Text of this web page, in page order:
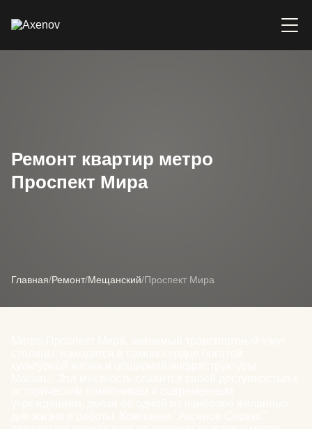
Ремонт квартир метро
Проспект Мира
Главная/Ремонт/Мещанский/Проспект Мира